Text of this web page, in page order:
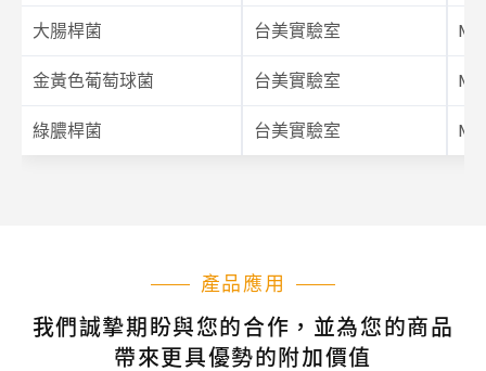
大腸桿菌
台美實驗室
金黃色葡萄球菌
台美實驗室
綠膿桿菌
台美實驗室
產品應用
我們誠摯期盼與您的合作，並為您的商品
帶來更具優勢的附加價值